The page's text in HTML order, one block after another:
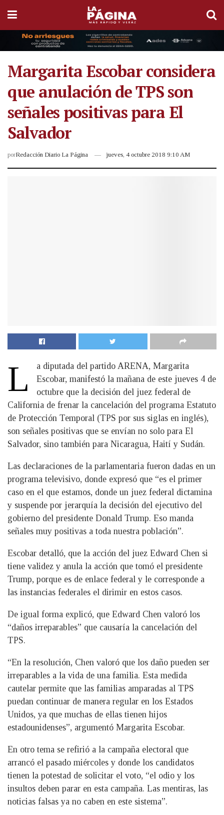
Margarita Escobar considera
que anulación de TPS son
señales positivas para El
Salvador
porRedacción Diario La Página jueves, 4 octubre 2018 9:10 AM
L
a diputada del partido ARENA, Margarita
Escobar, manifestó la mañana de este jueves 4 de
octubre que la decisión del juez federal de
California de frenar la cancelación del programa Estatuto
de Protección Temporal (TPS por sus siglas en inglés),
son señales positivas que se envían no solo para El
Salvador, sino también para Nicaragua, Haití y Sudán.
Las declaraciones de la parlamentaria fueron dadas en un
programa televisivo, donde expresó que “es el primer
caso en el que estamos, donde un juez federal dictamina
y suspende por jerarquía la decisión del ejecutivo del
gobierno del presidente Donald Trump. Eso manda
señales muy positivas a toda nuestra población”.
Escobar detalló, que la acción del juez Edward Chen si
tiene validez y anula la acción que tomó el presidente
Trump, porque es de enlace federal y le corresponde a
las instancias federales el dirimir en estos casos.
De igual forma explicó, que Edward Chen valoró los
“daños irreparables” que causaría la cancelación del
TPS.
“En la resolución, Chen valoró que los daño pueden ser
irreparables a la vida de una familia. Esta medida
cautelar permite que las familias amparadas al TPS
puedan continuar de manera regular en los Estados
Unidos, ya que muchas de ellas tienen hijos
estadounidenses”, argumentó Margarita Escobar.
En otro tema se refirió a la campaña electoral que
arrancó el pasado miércoles y donde los candidatos
tienen la potestad de solicitar el voto, “el odio y los
insultos deben parar en esta campaña. Las mentiras, las
noticias falsas ya no caben en este sistema”.